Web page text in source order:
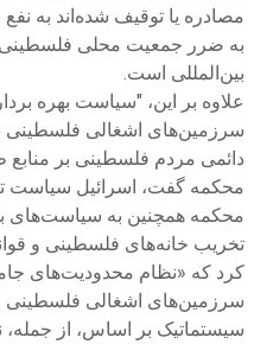
مصادره یا توقیف شده‌اند به
به ضرر جمعیت محلی فلسطینی
بین‌المللی است.
علاوه بر این، "سیاست بهره‌
سرزمین‌های اشغالی فلسطینی
دائمی مردم فلسطینی بر
محکمه گفت، اسرائیل سیاست
محکمه همچنین به سیاست‌های
تخریب خانه‌های فلسطینی و
کرد که «نظام محدودیت‌های
سرزمین‌های اشغالی فلسطینی
سیستماتیک بر اساس، از جمله،